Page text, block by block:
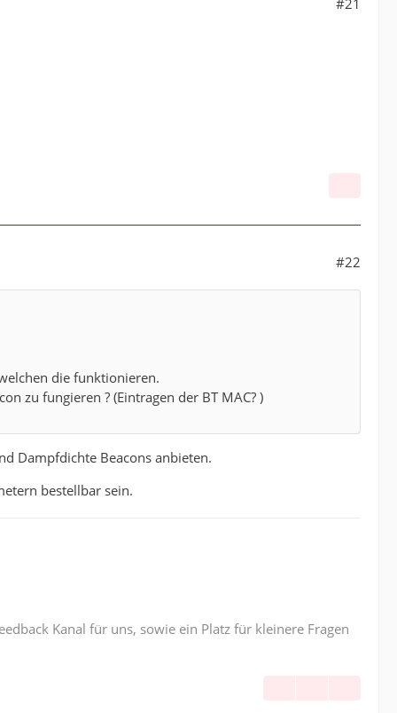
#21
#22
die funktionieren.
zu fungieren ? (Eintragen der BT MAC? )
Dampfdichte Beacons anbieten.
bestellbar sein.
Kanal für uns, sowie ein Platz für kleinere Fragen